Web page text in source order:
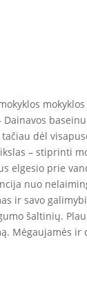
Dainavos
dėl
– stiprinti
elgesio prie
nuo
ir savo
šaltinių.
Mėgaujamės ir